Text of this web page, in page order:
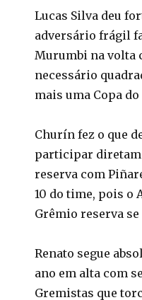
Lucas Silva deu
adversário frágil
Murumbi na volta
necessário
mais uma Copa
Churín fez o que
participar
reserva com
10 do time, pois o
Grêmio reserva
Renato segue
ano em alta com
Gremistas que